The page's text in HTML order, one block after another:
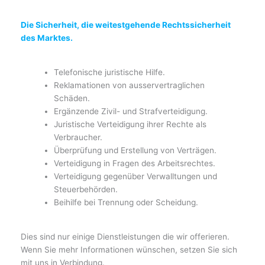
Die Sicherheit, die weitestgehende Rechtssicherheit
des Marktes.
Telefonische juristische Hilfe.
Reklamationen von ausservertraglichen
Schäden.
Ergänzende Zivil- und Strafverteidigung.
Juristische Verteidigung ihrer Rechte als
Verbraucher.
Überprüfung und Erstellung von Verträgen.
Verteidigung in Fragen des Arbeitsrechtes.
Verteidigung gegenüber Verwalltungen und
Steuerbehörden.
Beihilfe bei Trennung oder Scheidung.
Dies sind nur einige Dienstleistungen die wir offerieren.
Wenn Sie mehr Informationen wünschen, setzen Sie sich
mit uns in Verbindung.